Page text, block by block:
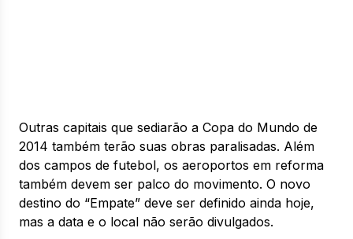
Outras capitais que sediarão a Copa do Mundo de
2014 também terão suas obras paralisadas. Além
dos campos de futebol, os aeroportos em reforma
também devem ser palco do movimento. O novo
destino do “Empate” deve ser definido ainda hoje,
mas a data e o local não serão divulgados.